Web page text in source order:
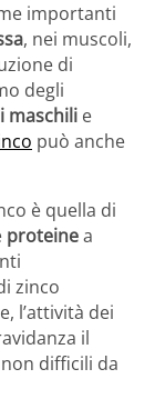
importanti
, nei muscoli,
di
degli
maschili e
può anche
è quella di
proteinea
zinco
l’attività dei
il
difficili da